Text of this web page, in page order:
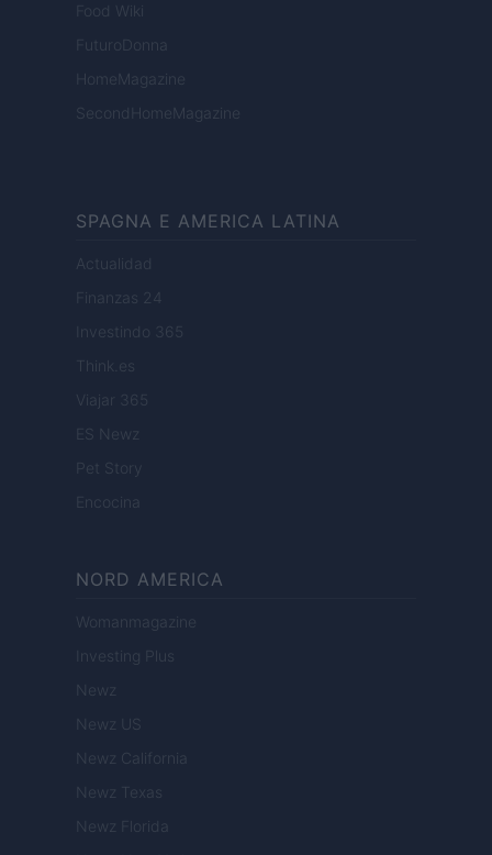
Food Wiki
FuturoDonna
HomeMagazine
SecondHomeMagazine
SPAGNA E AMERICA LATINA
Actualidad
Finanzas 24
Investindo 365
Think.es
Viajar 365
ES Newz
Pet Story
Encocina
NORD AMERICA
Womanmagazine
Investing Plus
Newz
Newz US
Newz California
Newz Texas
Newz Florida